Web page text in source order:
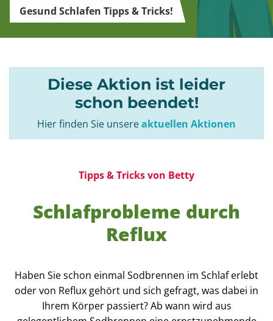
Gesund Schlafen Tipps & Tricks!
Diese Aktion ist leider
schon beendet!
Hier finden Sie unsereaktuellen Aktionen
Tipps & Tricks von Betty
Schlafprobleme durch
Reflux
Haben Sie schon einmal Sodbrennen im Schlaf erlebt
oder von Reflux gehört und sich gefragt, was dabei in
Ihrem Körper passiert? Ab wann wird aus